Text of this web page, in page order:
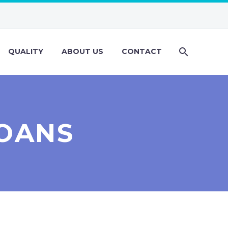
QUALITY ABOUT US CONTACT